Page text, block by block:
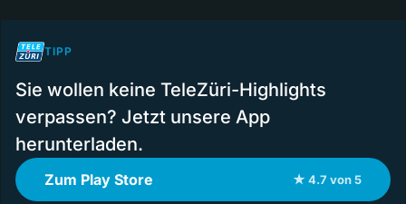
TIPP
Sie wollen keine TeleZüri-Highlights
verpassen? Jetzt unsere App
herunterladen.
Zum Play Store ★ 4.7 von 5